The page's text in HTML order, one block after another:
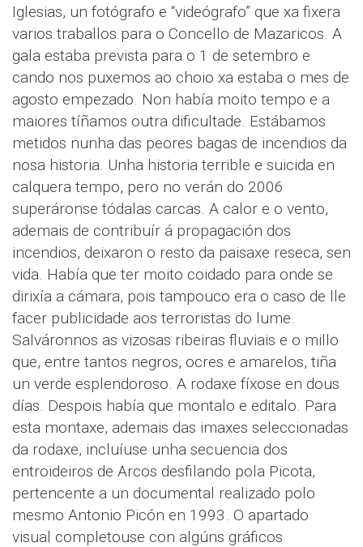
Iglesias, un fotógrafo e “videógrafo” que xa fixera
varios traballos para o Concello de Mazaricos. A
gala estaba prevista para o 1 de setembro e
cando nos puxemos ao choio xa estaba o mes de
agosto empezado. Non había moito tempo e a
maiores tíñamos outra dificultade. Estábamos
metidos nunha das peores bagas de incendios da
nosa historia. Unha historia terrible e suicida en
calquera tempo, pero no verán do 2006
superáronse tódalas carcas. A calor e o vento,
ademais de contribuír á propagación dos
incendios, deixaron o resto da paisaxe reseca, sen
vida. Había que ter moito coidado para onde se
dirixía a cámara, pois tampouco era o caso de lle
facer publicidade aos terroristas do lume.
Salváronnos as vizosas ribeiras fluviais e o millo
que, entre tantos negros, ocres e amarelos, tiña
un verde esplendoroso. A rodaxe fíxose en dous
días. Despois había que montalo e editalo. Para
esta montaxe, ademais das imaxes seleccionadas
da rodaxe, incluíuse unha secuencia dos
entroideiros de Arcos desfilando pola Picota,
pertencente a un documental realizado polo
mesmo Antonio Picón en 1993. O apartado
visual completouse con algúns gráficos